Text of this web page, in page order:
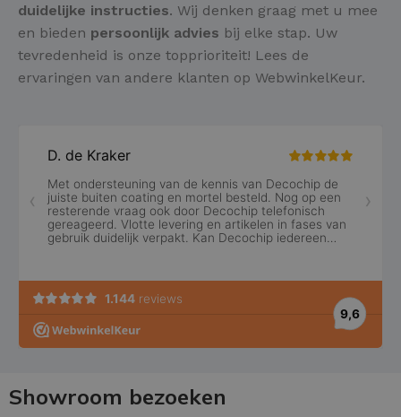
duidelijke instructies. Wij denken graag met u mee
en bieden persoonlijk advies bij elke stap. Uw
tevredenheid is onze topprioriteit! Lees de
ervaringen van andere klanten op WebwinkelKeur.
Showroom bezoeken